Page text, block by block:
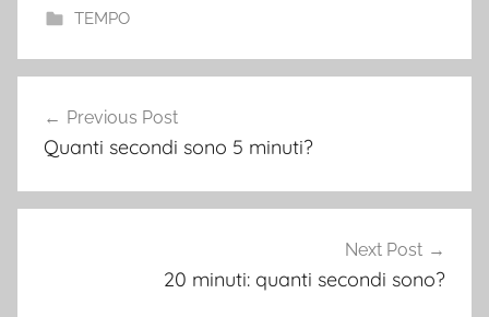
TEMPO
navigation
Previous Post
Quanti secondi sono 5 minuti?
Next Post
20 minuti: quanti secondi sono?